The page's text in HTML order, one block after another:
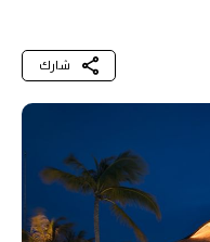
شارك